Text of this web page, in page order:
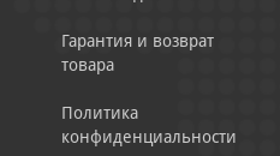
Гарантия и возврат
товара
Политика
конфиденциальности